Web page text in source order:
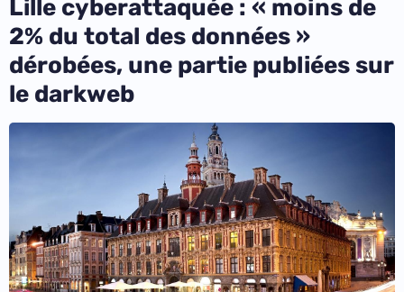
Lille cyberattaquée : « moins de
2% du total des données »
dérobées, une partie publiées sur
le darkweb